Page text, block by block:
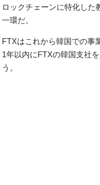
ロックチェーンに特化した
一環だ。
FTXはこれから韓国での事
1年以内にFTXの韓国支社
う。